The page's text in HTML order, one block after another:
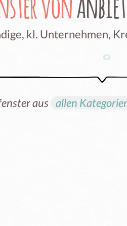
kl. Unternehmen,
aus allen